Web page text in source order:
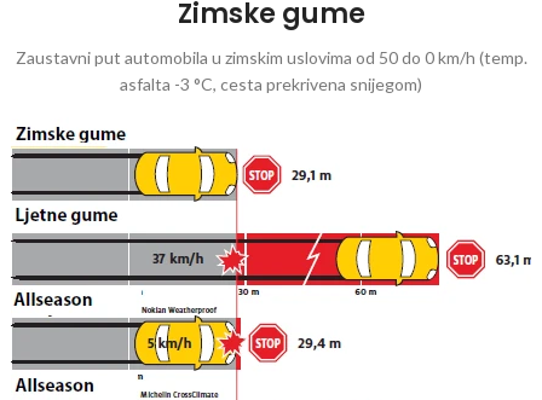
Zimske gume
Zaustavni put automobila u zimskim uslovima od 50 do 0 km/h (temp.
asfalta -3 °C, cesta prekrivena snijegom)